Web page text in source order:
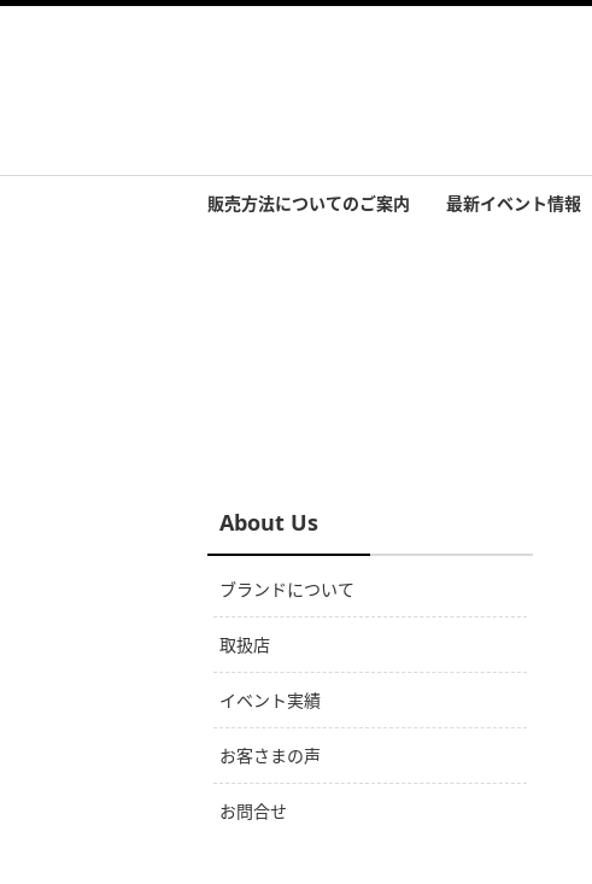
販売方法についてのご案内 最新イベント情報
About Us
ブランドについて
取扱店
イベント実績
お客さまの声
お問合せ